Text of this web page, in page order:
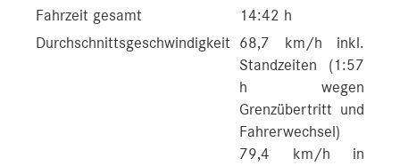
Fahrzeit gesamt
14:42 h
Durchschnittsgeschwindigkeit
68,7 km/h inkl.
Standzeiten (1:57
h wegen
Grenzübertritt und
Fahrerwechsel)
79,4 km/h in